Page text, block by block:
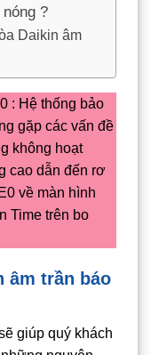
?
Daikin âm
: Hệ thống bảo
gặp các vấn đề
không hoạt
cao dẫn đến rơ
về màn hình
Time trên bo
âm trần báo
giúp quý khách